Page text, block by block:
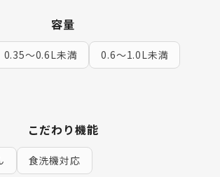
容量
0.35〜0.6L未満
0.6〜1.0L未満
こだわり機能
食洗機対応